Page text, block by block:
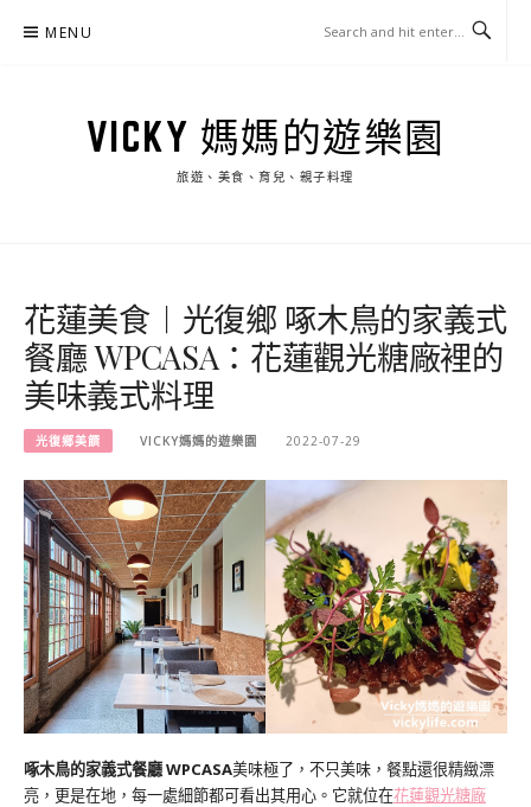
MENU
VICKY 媽媽的遊樂園
旅遊、美食、育兒、親子料理
花蓮美食︱光復鄉 啄木鳥的家義式
餐廳 WPCASA：花蓮觀光糖廠裡的
美味義式料理
光復鄉美饌 VICKY媽媽的遊樂園 2022-07-29
啄木鳥的家義式餐廳 WPCASA美味極了，不只美味，餐點還很精緻漂
亮，更是在地，每一處細節都可看出其用心。它就位在花蓮觀光糖廠